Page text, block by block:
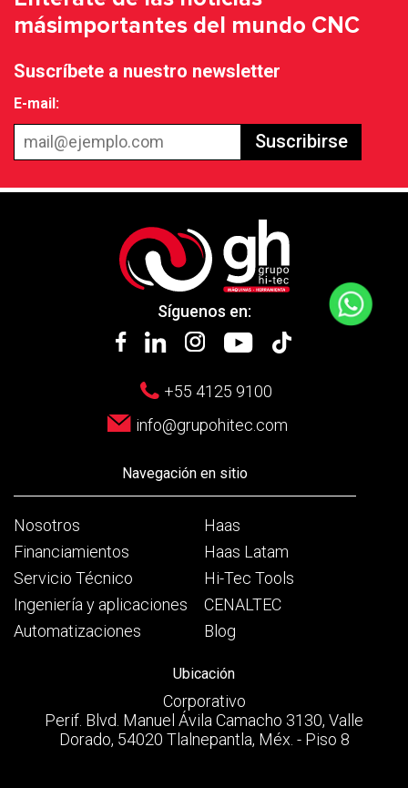
másimportantes del mundo CNC
Suscríbete a nuestro newsletter
E-mail:
Suscribirse
Síguenos en:
+55 4125 9100
info@grupohitec.com
Navegación en sitio
Nosotros
Financiamientos
Servicio Técnico
Ingeniería y aplicaciones
Automatizaciones
Haas
Haas Latam
Hi-Tec Tools
CENALTEC
Blog
Ubicación
Corporativo
Perif. Blvd. Manuel Ávila Camacho 3130, Valle
Dorado, 54020 Tlalnepantla, Méx. - Piso 8